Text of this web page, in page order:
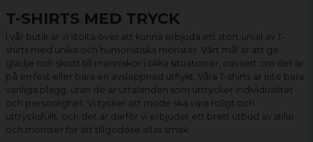
T-SHIRTS MED TRYCK
I vår butik är vi stolta över att kunna erbjuda ett stort urval av T-
shirts med unika och humoristiska mönster. Vårt mål är att ge
glädje och skratt till människor i olika situationer, oavsett om det är
på en fest eller bara en avslappnad utflykt. Våra T-shirts är inte bara
vanliga plagg, utan de är uttalanden som uttrycker individualitet
och personlighet. Vi tycker att mode ska vara roligt och
uttrycksfullt, och det är därför vi erbjuder ett brett utbud av stilar
och mönster för att tillgodose allas smak.